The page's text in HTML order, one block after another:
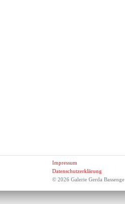
Impressum
Datenschutzerklärung
© 2026 Galerie Gerda Bassenge